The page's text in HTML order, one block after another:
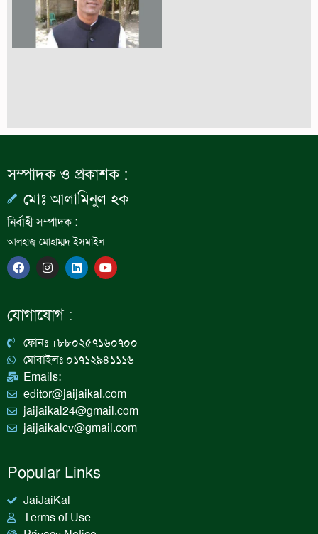
সম্পাদক ও প্রকাশক :
মোঃ আলামিনুল হক
নির্বাহী সম্পাদক :
আলহাজ্ব মোহাম্মদ ইসমাইল
F
a
c
b
o
I
n
s
a
g
a
m
L
i
n
n
Y
o
u
যোগাযোগ :
ফোনঃ +৮৮০২৫৭১৬০৭০০
মোবাইলঃ ০১৭১২৯৪১১১৬
Emails:
editor@jaijaikal.com
jaijaikal24@gmail.com
jaijaikalcv@gmail.com
Popular Links
JaiJaiKal
Terms of Use